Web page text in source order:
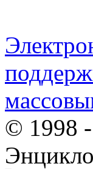
© 1998 -